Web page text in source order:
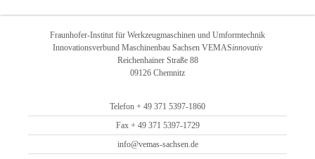
Fraunhofer-Institut für Werkzeugmaschinen und Umformtechnik
Innovationsverbund Maschinenbau Sachsen VEMASinnovativ
Reichenhainer Straße 88
09126 Chemnitz
Telefon + 49 371 5397-1860
Fax + 49 371 5397-1729
info@vemas-sachsen.de